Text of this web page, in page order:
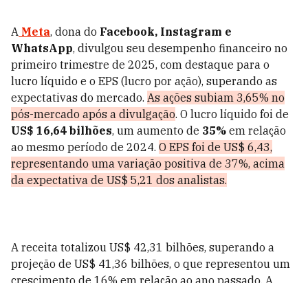
A Meta, dona do Facebook, Instagram e
WhatsApp, divulgou seu desempenho financeiro no
primeiro trimestre de 2025, com destaque para o
lucro líquido e o EPS (lucro por ação), superando as
expectativas do mercado. As ações subiam 3,65% no
pós-mercado após a divulgação. O lucro líquido foi de
US$ 16,64 bilhões, um aumento de 35% em relação
ao mesmo período de 2024. O EPS foi de US$ 6,43,
representando uma variação positiva de 37%, acima
da expectativa de US$ 5,21 dos analistas.
A receita totalizou US$ 42,31 bilhões, superando a
projeção de US$ 41,36 bilhões, o que representou um
crescimento de 16% em relação ao ano passado. A